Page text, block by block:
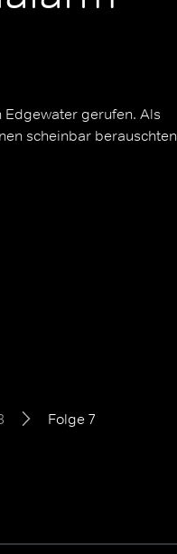
gerufen. Als
scheinbar berauschten
Folge 7